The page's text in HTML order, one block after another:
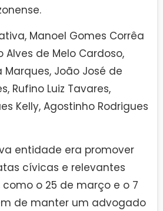
Manoel Gomes Corrêa
Alves de Melo Cardoso,
Marques, João José de
Rufino Luiz Tavares,
Kelly, Agostinho Rodrigues
entidade era promover
cívicas e relevantes
o 25 de março e o 7
de manter um advogado